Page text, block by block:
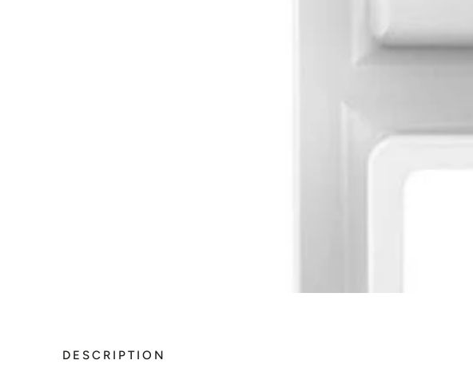
DESCRIPTION